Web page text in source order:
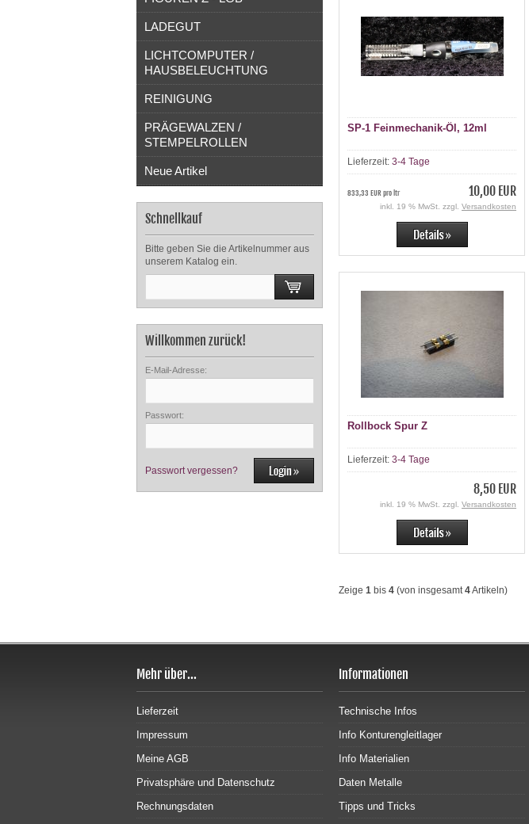
LADEGUT
LICHTCOMPUTER /
HAUSBELEUCHTUNG
REINIGUNG
PRÄGEWALZEN /
STEMPELROLLEN
Neue Artikel
Schnellkauf
Bitte geben Sie die Artikelnummer aus
unserem Katalog ein.
Willkommen zurück!
E-Mail-Adresse:
Passwort:
Passwort vergessen?
SP-1 Feinmechanik-Öl, 12ml
Lieferzeit: 3-4 Tage
10,00 EUR
833,33 EUR pro ltr
inkl. 19 % MwSt. zzgl. Versandkosten
Rollbock Spur Z
Lieferzeit: 3-4 Tage
8,50 EUR
inkl. 19 % MwSt. zzgl. Versandkosten
Zeige 1 bis 4 (von insgesamt4Artikeln)
Mehr über...
Lieferzeit
Impressum
Meine AGB
Privatsphäre und Datenschutz
Rechnungsdaten
Informationen
Technische Infos
Info Konturengleitlager
Info Materialien
Daten Metalle
Tipps und Tricks